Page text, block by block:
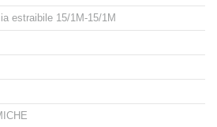
estraibile 15/1M-15/1M